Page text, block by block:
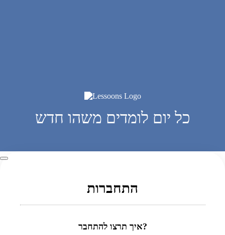
כל יום לומדים משהו חדש
התחברות
איך תרצו להתחבר?